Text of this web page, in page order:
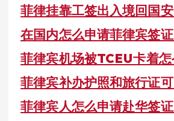
菲律挂靠工签出入境回国
在国内怎么申请菲律宾签证
菲律宾机场被TCEU卡着怎
菲律宾补办护照和旅行证
菲律宾人怎么申请赴华签证